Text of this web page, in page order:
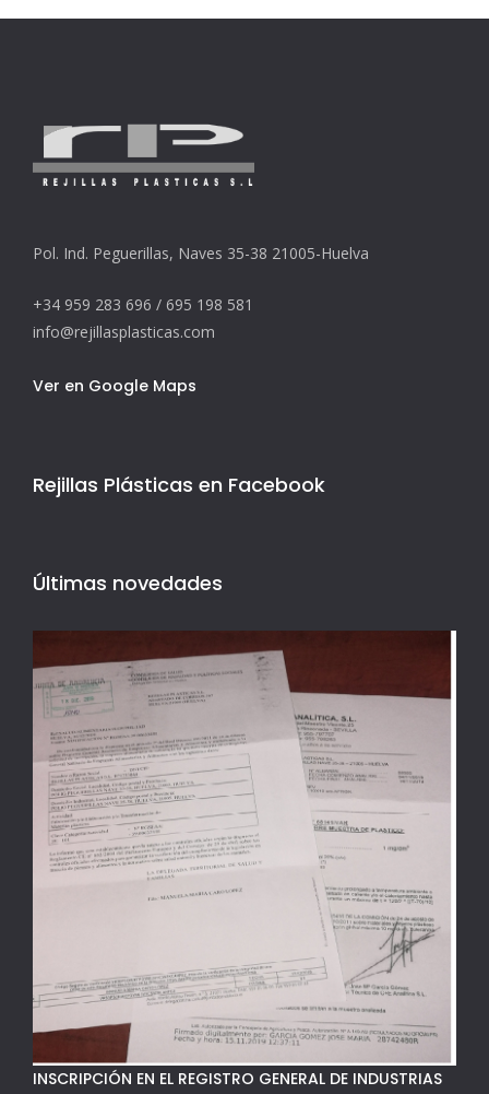
Pol. Ind. Peguerillas, Naves 35-38 21005-Huelva
+34 959 283 696 / 695 198 581
info@rejillasplasticas.com
Ver en Google Maps
Rejillas Plásticas en Facebook
Últimas novedades
INSCRIPCIÓN EN EL REGISTRO GENERAL DE INDUSTRIAS